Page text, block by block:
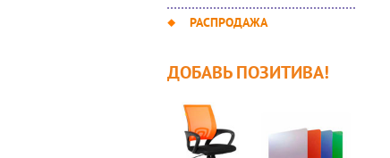
РАСПРОДАЖА
ДОБАВЬ ПОЗИТИВА!